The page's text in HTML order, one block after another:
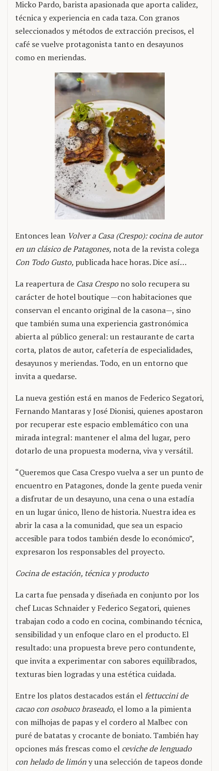
Micko Pardo, barista apasionada que aporta calidez,
técnica y experiencia en cada taza. Con granos
seleccionados y métodos de extracción precisos, el
café se vuelve protagonista tanto en desayunos
como en meriendas.
Entonces lean Volver a Casa (Crespo): cocina de autor
en un clásico de Patagones, nota de la revista colega
Con Todo Gusto, publicada hace horas.Dice así…
La reapertura de Casa Crespono solo recupera su
carácter de hotel boutique —con habitaciones que
conservan el encanto original de la casona—, sino
que también suma una experiencia gastronómica
abierta al público general: un restaurante de carta
corta, platos de autor, cafetería de especialidades,
desayunos y meriendas. Todo, en un entorno que
invita a quedarse.
La nueva gestión está en manos de Federico Segatori,
Fernando Mantaras y José Dionisi, quienes apostaron
por recuperar este espacio emblemático con una
mirada integral: mantener el alma del lugar, pero
dotarlo de una propuesta moderna, viva y versátil.
“Queremos que Casa Crespo vuelva a ser un punto de
encuentro en Patagones, donde la gente pueda venir
a disfrutar de un desayuno, una cena o una estadía
en un lugar único, lleno de historia. Nuestra idea es
abrir la casa a la comunidad, que sea un espacio
accesible para todos también desde lo económico”,
expresaron los responsables del proyecto.
Cocina de estación, técnica y producto
La carta fue pensada y diseñada en conjunto por los
chef Lucas Schnaider y Federico Segatori, quienes
trabajan codo a codo en cocina, combinando técnica,
sensibilidad y un enfoque claro en el producto. El
resultado: una propuesta breve pero contundente,
que invita a experimentar con sabores equilibrados,
texturas bien logradas y una estética cuidada.
Entre los platos destacados están elfettuccini de
cacao con osobuco braseado, el lomo a la pimienta
con milhojas de papas y el cordero al Malbec con
puré de batatas y crocante de boniato. También hay
opciones más frescas como el ceviche de lenguado
con helado de limóny una selección de tapeos donde